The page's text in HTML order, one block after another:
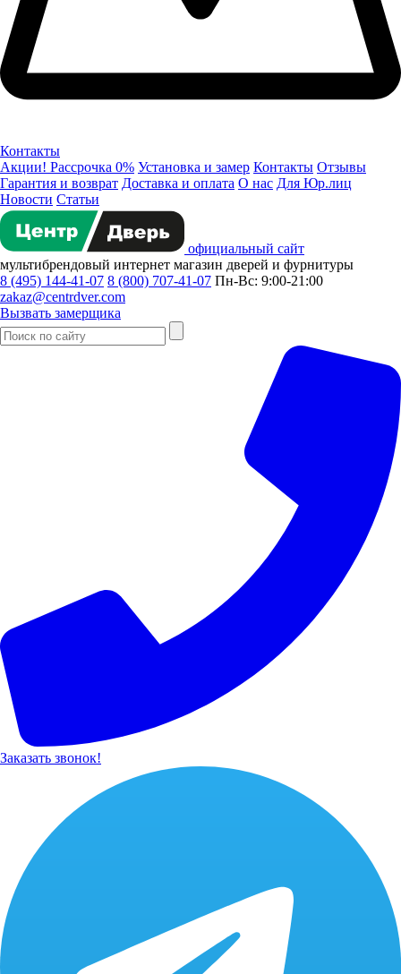
Контакты
Акции! Рассрочка 0% Установка и замер Контакты Отзывы
Гарантия и возврат Доставка и оплата О нас Для Юр.лиц
Новости Статьи
официальный сайт
мультибрендовый интернет магазин дверей и фурнитуры
8 (495) 144-41-07 8 (800) 707-41-07 Пн-Вс: 9:00-21:00
zakaz@centrdver.com
Вызвать замерщика
Заказать звонок!